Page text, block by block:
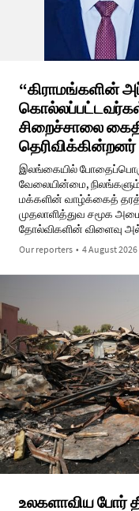
“கிராமங்களின்
சிறைச்சாலை
தெரிவிக்கின்றனர்
இலங்கையில்
வேலையின்மை,
மக்களின் வாழ்க்கைத்
முதலாளித்துவ சமூக
தோல்விகளின் விளைவு
Our reporters • 4 August 2026
உலகளாவிய போர்